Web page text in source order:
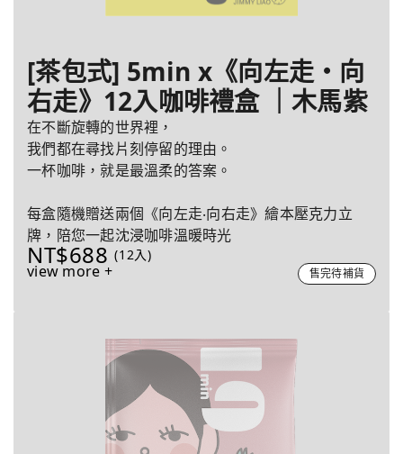
[茶包式] 5min x《向左走・向
右走》12入咖啡禮盒 ｜木馬紫
在不斷旋轉的世界裡，
我們都在尋找片刻停留的理由。
一杯咖啡，就是最溫柔的答案。
每盒隨機贈送兩個《向左走‧向右走》繪本壓克力立
牌，陪您一起沈浸咖啡溫暖時光
NT$688 (12入)
view more + 售完待補貨